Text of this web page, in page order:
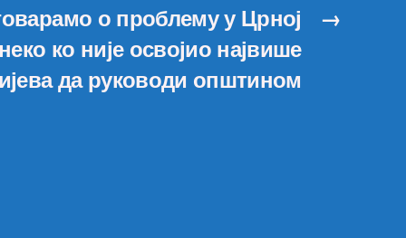
→
о проблему у Црној
ко није освојио највише
да руководи општином